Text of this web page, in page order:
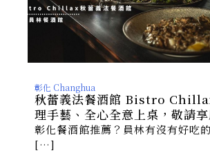
彰化 Changhua
秋蕾義法餐酒館 Bistro
理手藝、全心全意上桌，敬請享
彰化餐酒館推薦？員林有沒有好吃
[…]